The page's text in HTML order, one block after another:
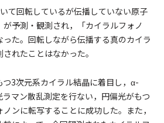
て回転しているが伝播していない原子
予測・観測され，「カイラルフォノ
た。回転しながら伝播する真のカイラ
れたことはなかった。
3次元系カイラル結晶に着目し，α-
マン散乱測定を行ない，円偏光がもつ
ンに転写することに成功した。また，